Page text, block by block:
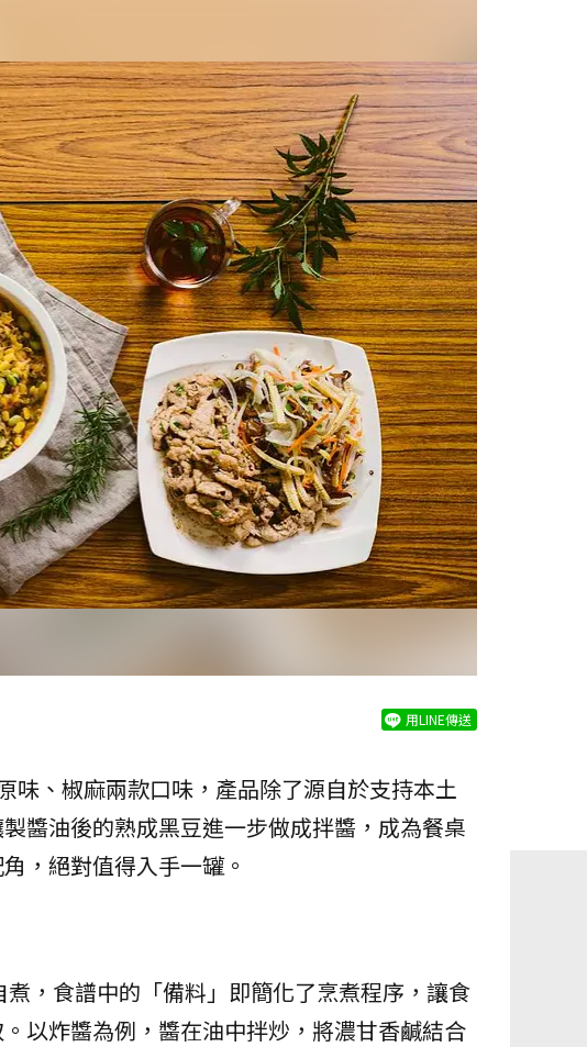
用LINE傳送
味、椒麻兩款口味，產品除了源自於支持本土
醬油後的熟成黑豆進一步做成拌醬，成為餐桌
，絕對值得入手一罐。
煮，食譜中的「備料」即簡化了烹煮程序，讓食
以炸醬為例，醬在油中拌炒，將濃甘香鹹結合